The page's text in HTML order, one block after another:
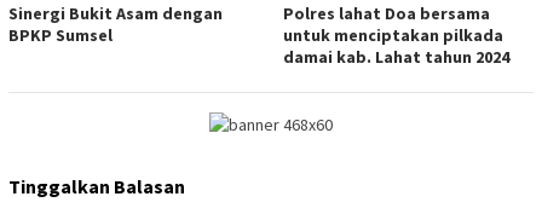
Sinergi Bukit Asam dengan
BPKP Sumsel
Polres lahat Doa bersama
untuk menciptakan pilkada
damai kab. Lahat tahun 2024
Tinggalkan Balasan